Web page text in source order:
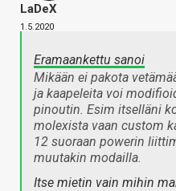
LaDeX
1.5.2020
Eramaankettu sanoi
Mikään ei pakota
ja kaapeleita voi
pinoutin. Esim itselläni
molexista vaan custom
12 suoraan powerin
muutakin modailla.
Itse mietin vain mihin